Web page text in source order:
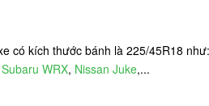
có kích thước bánh là 225/45R18 như:
Subaru WRX, Nissan Juke,...